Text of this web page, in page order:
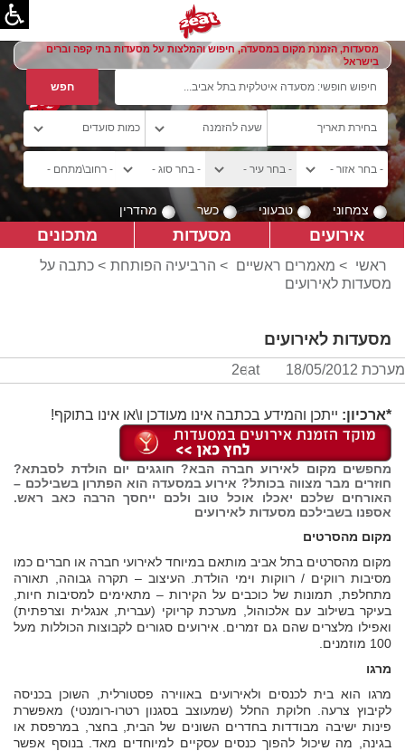
מסעדות, הזמנת מקום במסעדה, חיפוש והמלצות על מסעדות בתי קפה וברים
בישראל
צמחוני טבעוני כשר מהדרין
אירועים מסעדות מתכונים
ראשי > מאמרים ראשיים > הרביעיה הפותחת > כתבה על
מסעדות לאירועים
מסעדות לאירועים
מערכת 2eat 18/05/2012
*ארכיון: ייתכן והמידע בכתבה אינו מעודכן ו\או אינו בתוקף!
מחפשים מקום לאירוע חברה הבא? חוגגים יום הולדת לסבתא?
חוזרים מבר מצווה בכותל? אירוע במסעדה הוא הפתרון בשבילכם –
האורחים שלכם יאכלו אוכל טוב ולכם ייחסך הרבה כאב ראש.
אספנו בשבילכם מסעדות לאירועים
מקום מהסרטים
מקום מהסרטים בתל אביב מותאם במיוחד לאירועי חברה או חברים כמו
מסיבות רווקים / רווקות וימי הולדת. העיצוב – תקרה גבוהה, תאורה
מתחלפת, תמונות של כוכבים על הקירות – מתאימים למסיבות חיות,
בעיקר בשילוב עם אלכוהול, מערכת קריוקי (עברית, אנגלית וצרפתית)
ואפילו מלצרים שהם גם זמרים. אירועים סגורים לקבוצות הכוללות מעל
100 מוזמנים.
מרגו
מרגו הוא בית לכנסים ולאירועים באווירה פסטורלית, השוכן בכניסה
לקיבוץ צרעה. חלוקת החלל (שמעוצב בסגנון רטרו-רומנטי) מאפשרת
פינות ישיבה מבודדות בחדרים השונים של הבית, בחצר, במרפסת או
בגינה, מה שיכול להפוך כנסים עסקיים למיוחדים מאד. בנוסף אפשר